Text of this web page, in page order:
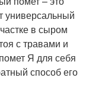
универсальный
в сыром
с травами и
Я для себя
способ его